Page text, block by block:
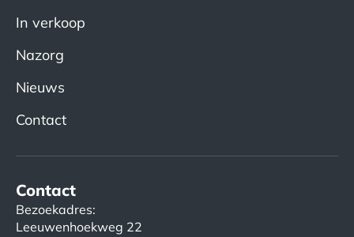
In verkoop
Nazorg
Nieuws
Contact
Contact
Bezoekadres:
Leeuwenhoekweg 22